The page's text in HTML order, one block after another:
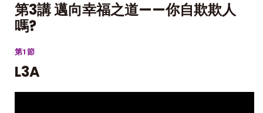
第3講 邁向幸福之道——你自欺欺人
嗎?
第1節
L3A